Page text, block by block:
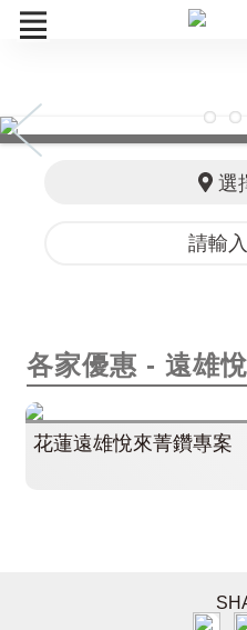
菁鑽券
選
各家優惠 - 遠雄
花蓮遠雄悅來菁鑽專案